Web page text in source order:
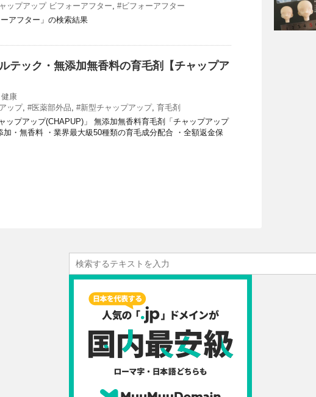
ップアップ ビフォーアフター, #ビフォーアフター
アフター」の検索結果
テック・無添加無香料の育毛剤【チャップア
康
ップ, #医薬部外品, #新型チャップアップ, 育毛剤
ップアップ(CHAPUP)」 無添加無香料育毛剤「チャップアップ
加・無香料 ・業界最大級50種類の育毛成分配合 ・全額返金保